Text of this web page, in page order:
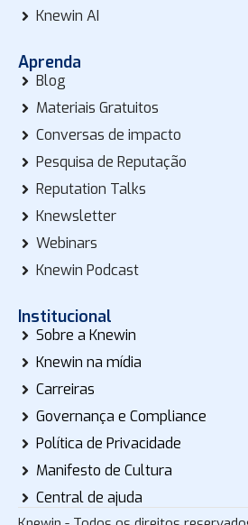
Knewin AI
Aprenda
Blog
Materiais Gratuitos
Conversas de impacto
Pesquisa de Reputação
Reputation Talks
Knewsletter
Webinars
Knewin Podcast
Institucional
Sobre a Knewin
Knewin na mídia
Carreiras
Governança e Compliance
Política de Privacidade
Manifesto de Cultura
Central de ajuda